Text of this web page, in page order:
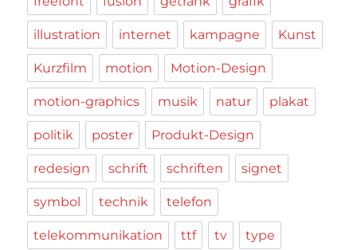
illustration internet kampagne Kunst
Kurzfilm motion Motion-Design
motion-graphics musik natur plakat
politik poster Produkt-Design
redesign schrift schriften signet
symbol technik telefon
telekommunikation ttf tv type